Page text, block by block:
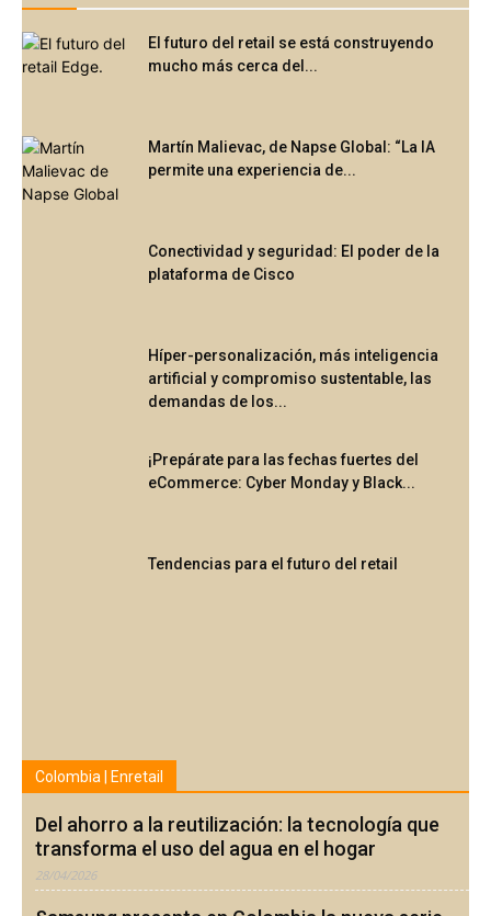
El futuro del retail se está construyendo
mucho más cerca del...
Martín Malievac, de Napse Global: “La IA
permite una experiencia de...
Conectividad y seguridad: El poder de la
plataforma de Cisco
Híper-personalización, más inteligencia
artificial y compromiso sustentable, las
demandas de los...
¡Prepárate para las fechas fuertes del
eCommerce: Cyber Monday y Black...
Tendencias para el futuro del retail
Colombia | Enretail
Del ahorro a la reutilización: la tecnología que
transforma el uso del agua en el hogar
28/04/2026